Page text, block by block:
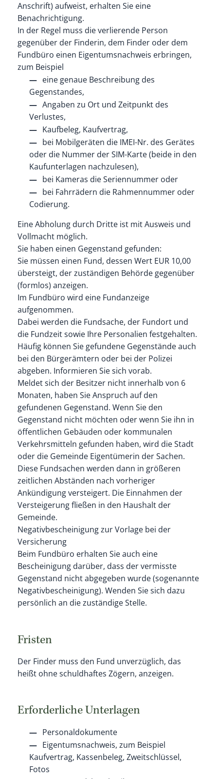
Anschrift) aufweist, erhalten Sie eine
Benachrichtigung.
In der Regel muss die verlierende Person
gegenüber der Finderin, dem Finder oder dem
Fundbüro einen Eigentumsnachweis erbringen,
zum Beispiel
eine genaue Beschreibung des
Gegenstandes,
Angaben zu Ort und Zeitpunkt des
Verlustes,
Kaufbeleg, Kaufvertrag,
bei Mobilgeräten die IMEI-Nr. des Gerätes
oder die Nummer der SIM-Karte (beide in den
Kaufunterlagen nachzulesen),
bei Kameras die Seriennummer oder
bei Fahrrädern die Rahmennummer oder
Codierung.
Eine Abholung durch Dritte ist mit Ausweis und
Vollmacht möglich.
Sie haben einen Gegenstand gefunden:
Sie müssen einen Fund, dessen Wert EUR 10,00
übersteigt, der zuständigen Behörde gegenüber
(formlos) anzeigen.
Im Fundbüro wird eine Fundanzeige
aufgenommen.
Dabei werden die Fundsache, der Fundort und
die Fundzeit sowie Ihre Personalien festgehalten.
Häufig können Sie gefundene Gegenstände auch
bei den Bürgerämtern oder bei der Polizei
abgeben. Informieren Sie sich vorab.
Meldet sich der Besitzer nicht innerhalb von 6
Monaten, haben Sie Anspruch auf den
gefundenen Gegenstand. Wenn Sie den
Gegenstand nicht möchten oder wenn Sie ihn in
öffentlichen Gebäuden oder kommunalen
Verkehrsmitteln gefunden haben, wird die Stadt
oder die Gemeinde Eigentümerin der Sachen.
Diese Fundsachen werden dann in größeren
zeitlichen Abständen nach vorheriger
Ankündigung versteigert. Die Einnahmen der
Versteigerung fließen in den Haushalt der
Gemeinde.
Negativbescheinigung zur Vorlage bei der
Versicherung
Beim Fundbüro erhalten Sie auch eine
Bescheinigung darüber, dass der vermisste
Gegenstand nicht abgegeben wurde (sogenannte
Negativbescheinigung). Wenden Sie sich dazu
persönlich an die zuständige Stelle.
Fristen
Der Finder muss den Fund unverzüglich, das
heißt ohne schuldhaftes Zögern, anzeigen.
Erforderliche Unterlagen
Personaldokumente
Eigentumsnachweis, zum Beispiel
Kaufvertrag, Kassenbeleg, Zweitschlüssel,
Fotos